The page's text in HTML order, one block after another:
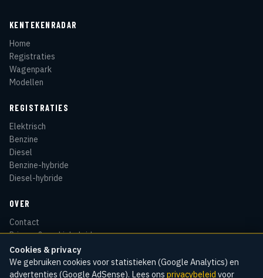
Cookies & privacy
We gebruiken cookies voor statistieken (Google Analytics) en
advertenties (Google AdSense). Lees ons privacybeleid voor
KENTEKENRADAR
Home
Registraties
Wagenpark
Modellen
REGISTRATIES
Elektrisch
Benzine
Diesel
Benzine-hybride
Diesel-hybride
OVER
Contact
Privacy & cookiebeleid
Disclaimer
Sitemap